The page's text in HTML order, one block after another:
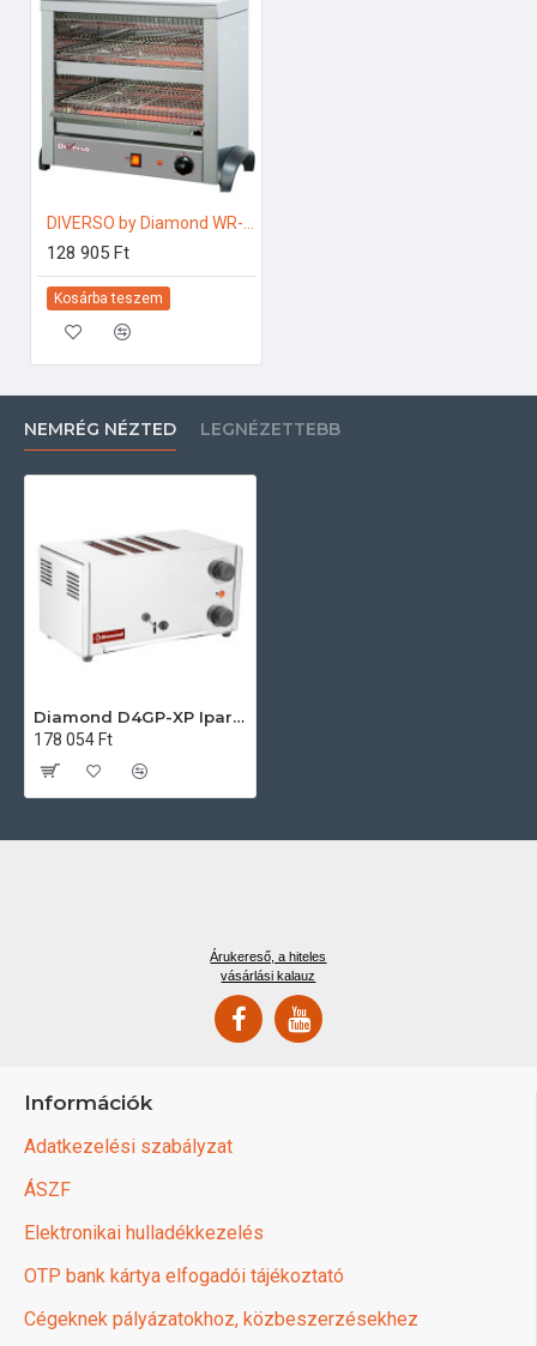
128 905 Ft
Kosárba teszem
NEMRÉG NÉZTED LEGNÉZETTEBB
Diamond D4GP-XP Ipari kenyérpirító
178 054 Ft
Árukereső, a hiteles
vásárlási kalauz
Információk
Adatkezelési szabályzat
ÁSZF
Elektronikai hulladékkezelés
OTP bank kártya elfogadói tájékoztató
Cégeknek pályázatokhoz, közbeszerzésekhez